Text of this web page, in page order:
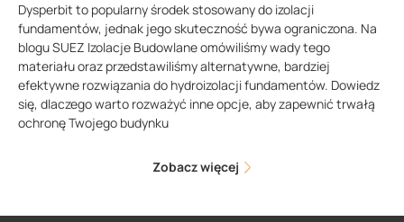
Dysperbit to popularny środek stosowany do izolacji
fundamentów, jednak jego skuteczność bywa ograniczona. Na
blogu SUEZ Izolacje Budowlane omówiliśmy wady tego
materiału oraz przedstawiliśmy alternatywne, bardziej
efektywne rozwiązania do hydroizolacji fundamentów. Dowiedz
się, dlaczego warto rozważyć inne opcje, aby zapewnić trwałą
ochronę Twojego budynku
Zobacz więcej